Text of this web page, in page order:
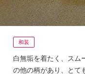
和装
白無垢を着たく、スム
の他の柄があり、とて